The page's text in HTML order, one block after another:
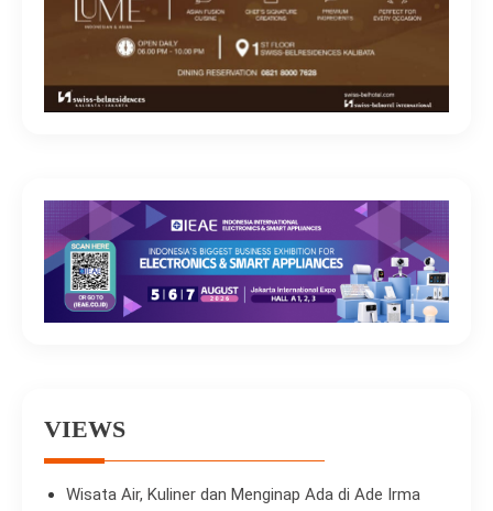
VIEWS
Wisata Air, Kuliner dan Menginap Ada di Ade Irma